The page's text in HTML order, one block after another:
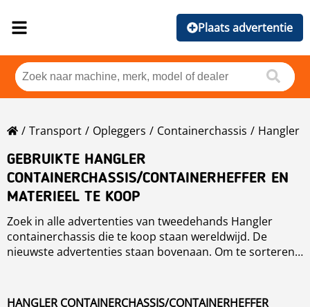
Plaats advertentie
Transport Opleggers Containerchassis
Hangler
GEBRUIKTE HANGLER
CONTAINERCHASSIS/CONTAINERHEFFER EN
MATERIEEL TE KOOP
Zoek in alle advertenties van tweedehands Hangler
containerchassis die te koop staan wereldwijd. De
nieuwste advertenties staan bovenaan. Om te sorteren
land.
HANGLER CONTAINERCHASSIS/CONTAINERHEFFER